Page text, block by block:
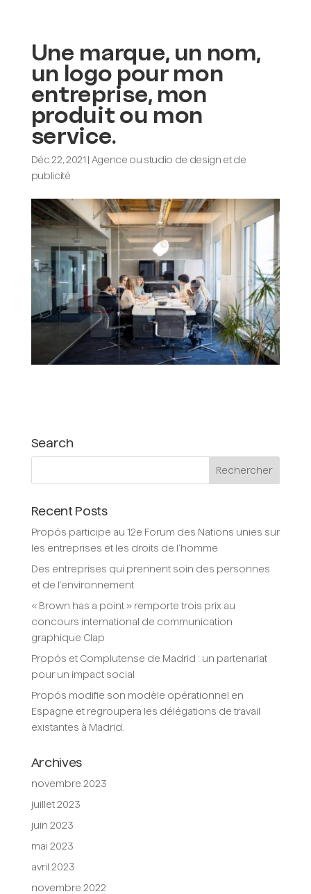
Une marque, un nom,
un logo pour mon
entreprise, mon
produit ou mon
service.
Déc 22, 2021 | Agence ou studio de design et de
publicité
Search
Recent Posts
Propós participe au 12e Forum des Nations unies sur
les entreprises et les droits de l’homme
Des entreprises qui prennent soin des personnes
et de l’environnement
« Brown has a point » remporte trois prix au
concours international de communication
graphique Clap
Propós et Complutense de Madrid : un partenariat
pour un impact social
Propós modifie son modèle opérationnel en
Espagne et regroupera les délégations de travail
existantes à Madrid.
Archives
novembre 2023
juillet 2023
juin 2023
mai 2023
avril 2023
novembre 2022